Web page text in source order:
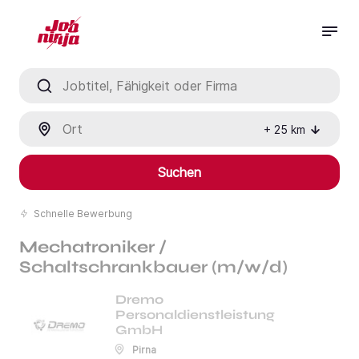
+ 25 km
Suchen
Schnelle Bewerbung
Mechatroniker /
Schaltschrankbauer (m/w/d)
Dremo
Personaldienstleistung
GmbH
Pirna